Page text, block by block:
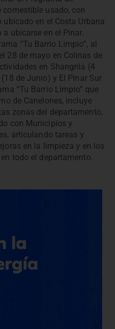
comestible usado, con
en el Costa Urbana
ubicarse en el Pinar.
“Tu Barrio Limpio”, al
28 de mayo en Colinas de
en Shangrilá (4
de Junio) y El Pinar Sur
“Tu Barrio Limpio” que
de Canelones, incluye
zonas del departamento,
con Municipios y
articulando tareas y
en la limpieza y en los
todo el departamento.